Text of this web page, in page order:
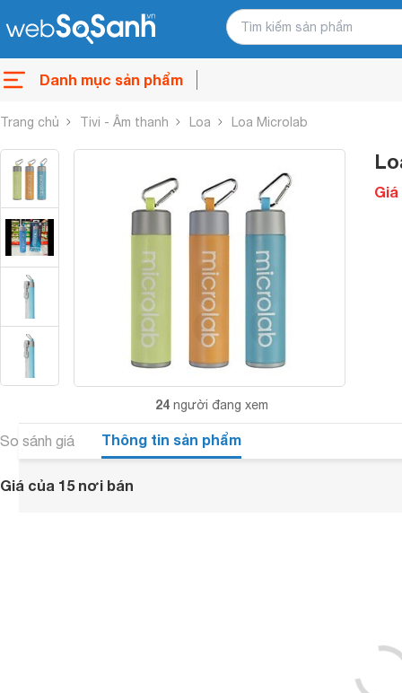
Danh mục sản phẩm
Trang chủ Tivi - Âm thanh Loa Loa Microlab
24 người đang xem
So sánh giá Thông tin sản phẩm
Giá của 15 nơi bán